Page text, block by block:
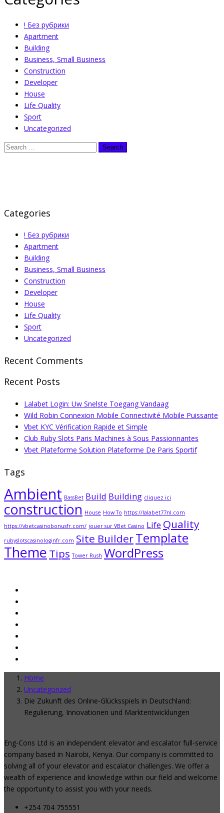
! Без рубрики
Apartment
Building
Business, Small Business
Construction
Developer
House
Life Quality
Sport
Uncategorized
Categories
! Без рубрики
Apartment
Building
Business, Small Business
Construction
Developer
House
Life Quality
Sport
Uncategorized
Recent Comments
Recent Posts
Lalabet Login: Uw Snelste Toegang Vandaag
Wild Robin Connexion Mobile Connectivité Mobile Puissante
Vbet KYC Vérification Rapide et Simple
Club Ruby Slots Paris Machines à Sous Passionnantes
Vbet Plateforme Solution Plateforme De Paris Sportif
Tags
Ambient BassBet Build Building cliquez ici
construction House How To https://lalabet77nl.com
https://vbetcasinobonusfr.com/ jouer sur VBet Casino Life Quality
rubyslotscasinologinfr.com Site BuilderTemplate
Theme Tips Tower Rush WordPress
Home
Uncategorized
Die Zukunft des Online-Glücksspiels in Deutschland:
Regulierung, Innovationen und Marktentwicklungen
Eng-Cons Ltd is an independent elevator and escalator full-service
company based in Nairobi, Kenya. Our company is committed to
solving all of your elevator and escalator challenges. We offer a
wealth of experience and knowledge within our field and welcome
the opportunity to assist you with your needs.
+254 704 755551